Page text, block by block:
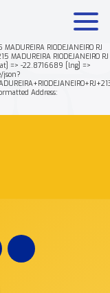
RIODEJANEIRO RJ
MADUREIRA RIODEJANEIRO RJ
[lat] => -22.8716689 [lng] =>
json?
Address:
+